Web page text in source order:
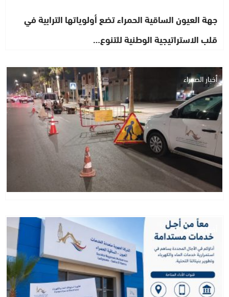
جهة العيون الساقية الحمراء تضع أولوياتها الترابية في
قلب الاستراتيجية الوطنية للتنوع…
أخبار الصحراء
أخبار الصحراء